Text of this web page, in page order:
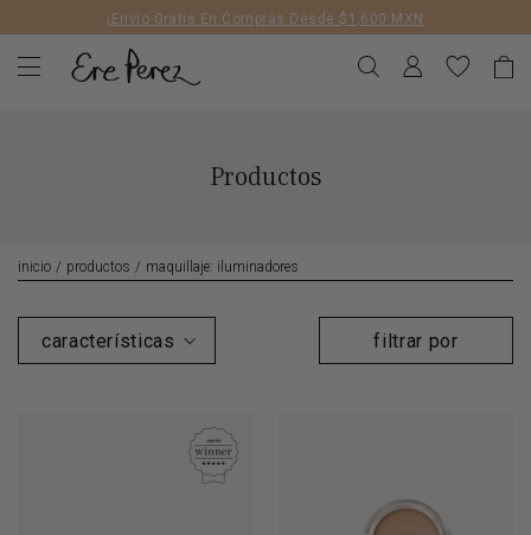
Liquid error (layout/theme line 172): Could not find asset
snippets/geolizr-api.liquid
¡Envío Gratis En Compras Desde $1,600 MXN
Productos
inicio / productos / maquillaje: iluminadores
filtrar por